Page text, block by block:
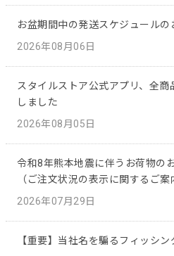
お盆期間中の発送スケジュールの
2026年08月06日
スタイルストア公式アプリ、全商
しました
2026年08月05日
令和8年熊本地震に伴うお荷物の
（ご注文状況の表示に関するご案
2026年07月29日
【重要】当社名を騙るフィッシ